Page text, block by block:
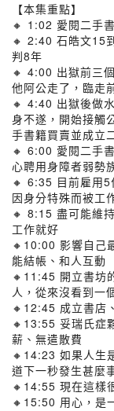
【本集重點】
🔸 1:02 愛閱二手
🔸 2:40 石皓文15
判8年
🔸 4:00 出獄前三
他阿公走了，臨走
🔸 4:40 出獄後做
身不遂，開始接觸
手書籍買賣並成立
🔸 6:00 愛閱二手
心聘用身障者弱勢
🔸 6:35 目前雇用5
因身分特殊而被工
🔸 8:15 盡可能維
工作就好
🔸10:00 影響自己
能結帳、和人互動
🔸11:45 開立書坊
人，從來沒看到一
🔸12:45 成立書店
🔸13:55 妥瑞氏症
薪、無遣散費
🔸14:23 如果人生
道下一秒發生甚麼
🔸14:55 現在這樣
🔸15:50 用心，是